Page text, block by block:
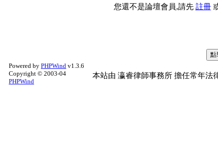
您還不是論壇會員,請先 註冊
Powered by PHPWind v1.3.6
Copyright © 2003-04
PHPWind
本站由 瀛睿律師事務所 擔任常年法